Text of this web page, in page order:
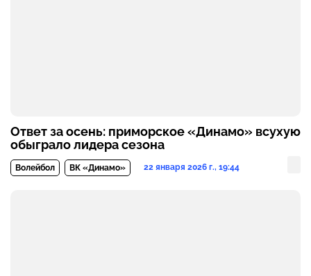
Ответ за осень: приморское «Динамо» всухую
обыграло лидера сезона
Волейбол ВК «Динамо» 22 января 2026 г., 19:44